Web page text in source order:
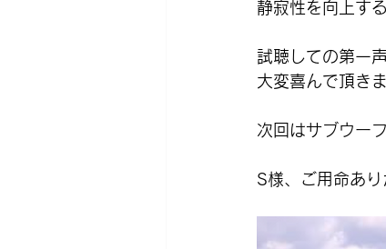
静寂性を向上す
試聴しての第一
大変喜んで頂きま
次回はサブウー
S様、ご用命あり